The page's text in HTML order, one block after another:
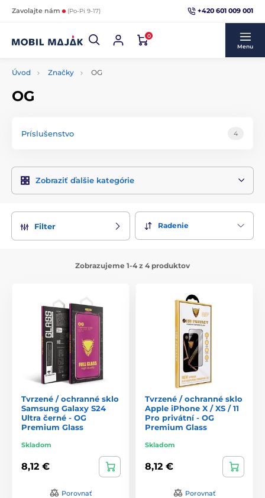
Zavolajte nám (Po-Pi 9-17) +420 601 009 001
0
Menu
Úvod Značky OG
OG
Príslušenstvo 4
Zobraziť ďalšie kategórie
Filter Radenie
Zobrazujeme 1-4 z 4 produktov
Tvrzené / ochranné sklo
Samsung Galaxy S24
Ultra černé - OG
Premium Glass
Skladom
8,12 €
Porovnať
Tvrzené / ochranné sklo
Apple iPhone X / XS / 11
Pro privátní - OG
Premium Glass
Skladom
8,12 €
Porovnať